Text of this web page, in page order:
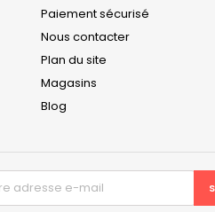
Paiement sécurisé
Nous contacter
Plan du site
Magasins
Blog